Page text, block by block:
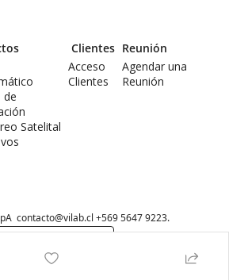
de
Satelital
Clientes
Acceso
Clientes
Reunión
Agendar una
Reunión
contacto@vilab.cl +569 5647 9223.